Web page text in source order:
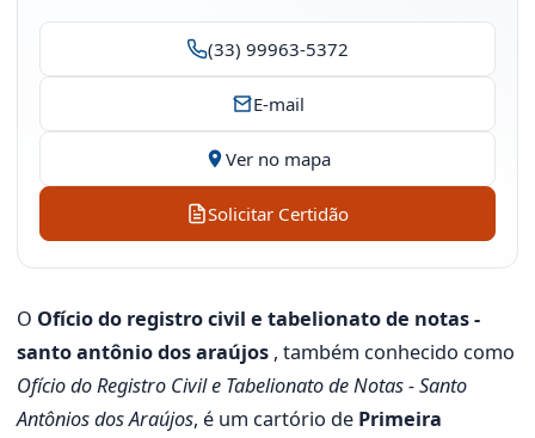
(33) 99963-5372
E-mail
Ver no mapa
Solicitar Certidão
O Ofício do registro civil e tabelionato de notas -
santo antônio dos araújos , também conhecido como
Ofício do Registro Civil e Tabelionato de Notas - Santo
Antônios dos Araújos, é um cartório de Primeira